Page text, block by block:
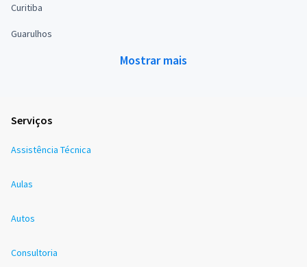
Curitiba
Guarulhos
Mostrar mais
Serviços
Assistência Técnica
Aulas
Autos
Consultoria